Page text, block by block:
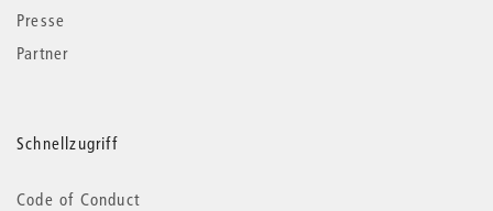
Presse
Partner
Schnellzugriff
Code of Conduct